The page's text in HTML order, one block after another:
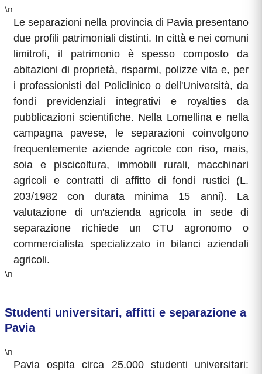
\n
Le separazioni nella provincia di Pavia presentano
due profili patrimoniali distinti. In città e nei comuni
limitrofi, il patrimonio è spesso composto da
abitazioni di proprietà, risparmi, polizze vita e, per
i professionisti del Policlinico o dell'Università, da
fondi previdenziali integrativi e royalties da
pubblicazioni scientifiche. Nella Lomellina e nella
campagna pavese, le separazioni coinvolgono
frequentemente aziende agricole con riso, mais,
soia e piscicoltura, immobili rurali, macchinari
agricoli e contratti di affitto di fondi rustici (L.
203/1982 con durata minima 15 anni). La
valutazione di un'azienda agricola in sede di
separazione richiede un CTU agronomo o
commercialista specializzato in bilanci aziendali
agricoli.
\n
Studenti universitari, affitti e separazione a
Pavia
\n
Pavia ospita circa 25.000 studenti universitari: